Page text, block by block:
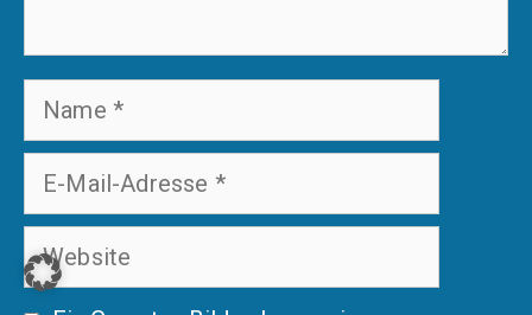
Name
E-
Mail-
Adresse
Website